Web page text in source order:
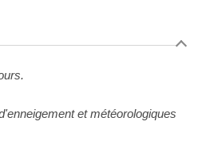
et météorologiques